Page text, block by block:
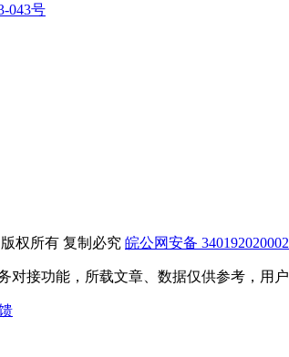
043号
权所有 复制必究 皖公网安备
对接功能，所载文章、数据仅供参考，用